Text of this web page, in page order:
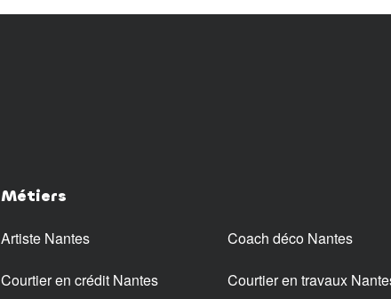
Métiers
Artiste Nantes Coach déco Nantes
Courtier en crédit Nantes Courtier en travaux